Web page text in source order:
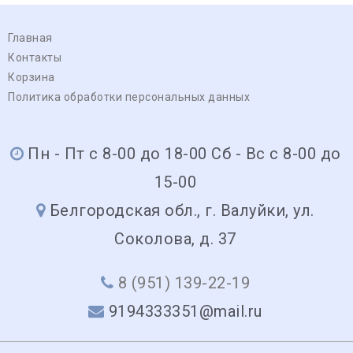
Главная
Контакты
Корзина
Политика обработки персональных данных
Пн - Пт с 8-00 до 18-00 Сб - Вс с 8-00 до
15-00
Белгородская обл., г. Валуйки, ул.
Соколова, д. 37
8 (951) 139-22-19
9194333351@mail.ru